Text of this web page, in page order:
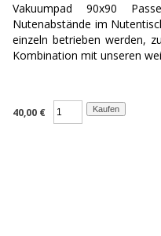
Vakuumpad 90x90
Nutenabstände im
einzeln betrieben werden,
Kombination mit unseren
40,00 €